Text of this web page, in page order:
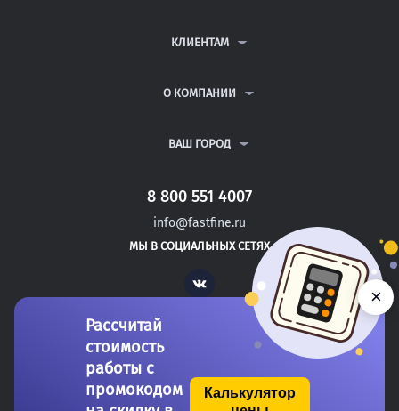
ДИПЛОМНЫЕ РАБОТЫ
РЕФЕРАТЫ
КЛИЕНТАМ
ВОПРОСЫ И ОТВЕТЫ
ПОЛИТИКА КОНФИДЕНЦИАЛЬНОСТИ
О КОМПАНИИ
КОНТАКТЫ
ВАШ ГОРОД
САНКТ-ПЕТЕРБУРГ
УДОМЛЯ
ВОЛГОДОНСК
8 800 551 4007
info@fastfine.ru
МЫ В СОЦИАЛЬНЫХ СЕТЯХ
Vk
Рассчитай
стоимость
работы с
промокодом
Калькулятор
×